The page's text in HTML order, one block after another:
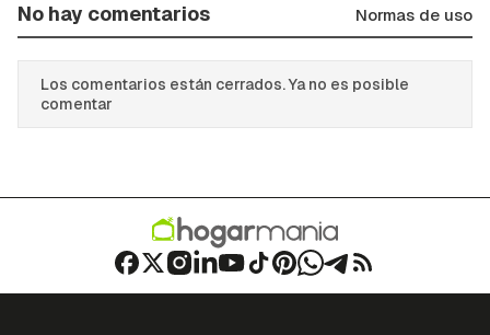
No hay comentarios Normas de uso
Los comentarios están cerrados. Ya no es posible
comentar